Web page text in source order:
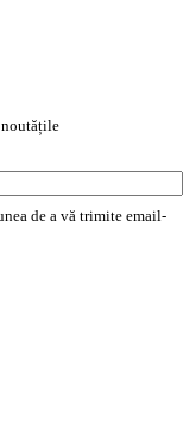
noutățile
de a vă trimite email-